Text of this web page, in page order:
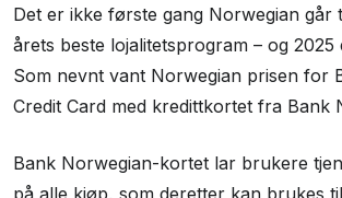
Det er ikke første gang Norwegian går
årets beste lojalitetsprogram – og
Som nevnt vant Norwegian prisen for
Credit Card med kredittkortet fra Bank
Bank Norwegian-kortet lar brukere